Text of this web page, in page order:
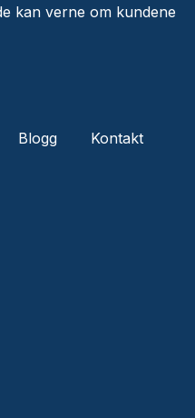
kan verne om kundene
Blogg
Kontakt